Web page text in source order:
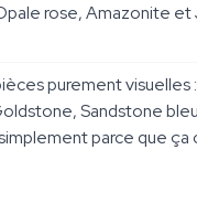
rose, Amazonite et
purement visuelles
Sandstone
parce que ça